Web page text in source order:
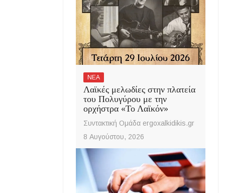
ΝΕΑ
Λαϊκές μελωδίες στην πλατεία
του Πολυγύρου με την
ορχήστρα «Το Λαϊκόν»
Συντακτική Ομάδα ergoxalkidikis.gr
8 Αυγούστου, 2026